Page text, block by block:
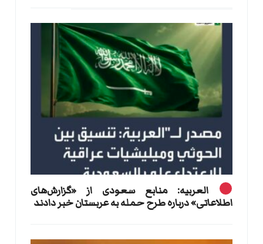
العربیه: منابع سعودی از «گزارش‌های
اطلاعاتی» درباره طرح حمله به عربستان خبر دادند